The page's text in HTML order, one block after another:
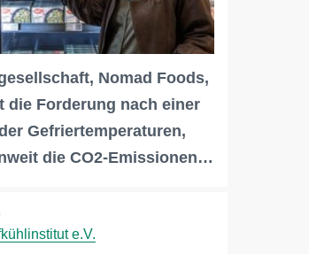
Nomad Foods,
die Forderung nach einer
Gefriertemperaturen,
die CO2-Emissionen…
e.V.